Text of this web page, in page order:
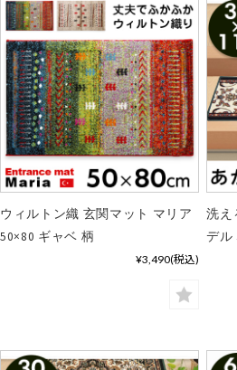
ウィルトン織 玄関マット マリア
50×80 ギャベ 柄
¥3,490(税込)
洗え
デル